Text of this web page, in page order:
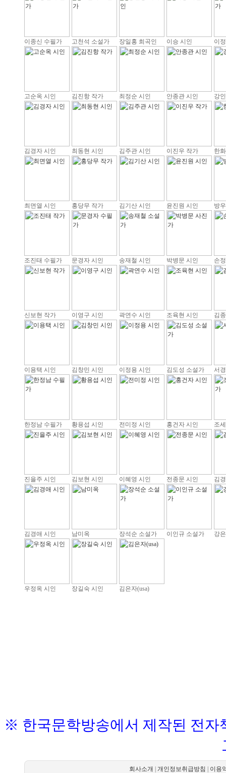
이종신 수필가 고천석 소설가 장일홍 희곡인 이승 시인 이
고순옥 시인 김진항 작가 최정순 시인 안종관 시인 강
김경자 시인 최동현 시인 김주관 시인 이진우 작가 한
최면열 시인 홍당무 작가 김기산 시인 윤진원 시인 방
조진태 수필가 문경자 시인 송재철 시인 박병문 시인 손
신보현 작가 이영구 시인 곽연수 시인 조육현 시인 김
이용택 시인 김창민 시인 이정용 시인 김도성 소설가 서
한정남 수필가 황용섭 시인 전미정 시인 홍건자 시인 조
진을주 시인 김보현 시인 이혜영 시인 전종문 시인 김
김경애 시인 남미옥 장석순 소설가 이인규 소설가 강
우정옥 시인 장길숙 시인 김은자(usa)
※ 한국문학방송에서 제작된 전자
회사소개 개인정보취급방침 이용